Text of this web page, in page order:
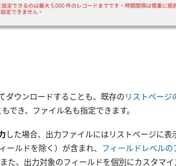
ダウンロードすることも、既存のリストページ
でき、ファイル名も指定できます。
した場合、出力ファイルにはリストページに表
ールドを除く）が含まれ、 フィールドレベルの
た、出力対象のフィールドを個別にカスタマ